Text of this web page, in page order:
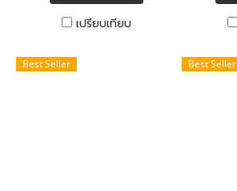
เปรียบเทียบ
Best Seller Best Seller